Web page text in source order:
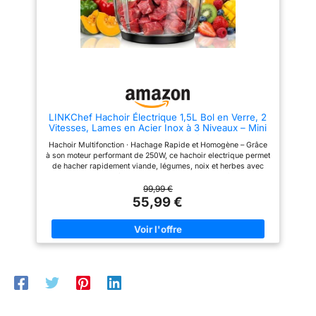
épinards, en préparation
nutritive [POUR LE NETTOYAGE]
Il suffit de dévisser les lames,
de les rincer à l'eau et au savon
puissance à chaque recette
grâce aux 12 niveaux de
vitesse. La fonction Turbo
fournit instantanément une
pour chaque recette. Lame en
acier inoxydable avec
protection anti-rayures – La
lame dorée de haute qualité
avec revêtement en titane
ingrédients. La protection sans
surfaces délicates et à réduire
le risque de rayures lors de
l’utilisation directe dans les
LINKChef Hachoir Électrique 1,5L Bol en Verre, 2
Vitesses, Lames en Acier Inox à 3 Niveaux – Mini
Aliments Bébé
Hachoir Multifonction · Hachage Rapide et Homogène – Grâce
à son moteur performant de 250W, ce hachoir electrique permet
de hacher rapidement viande, légumes, noix et herbes avec
aux ingrédients tendres comme durs. Idéal pour steaks
hachés, sauces maison ou purées pour bébé, avec un résultat
régulier et sans effort. Bol en Verre 1,5L · Sain, Résistant et
Transparent – Le bol en verre épais est sans BPA, ne retient ni
odeurs ni goûts, et garantit une utilisation plus saine. Son
design transparent permet de contrôler facilement la texture
– Les lames en acier inoxydable, robustes et tranchantes,
assurent un hachage fin et uniforme en quelques secondes.
99,99 €
55,99 €